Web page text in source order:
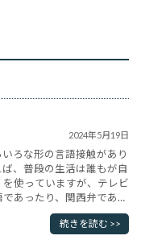
2024年5月19日
ろな形の言語接触があり
、普段の生活は誰もが自
使っていますが、テレビ
あったり、関西弁であっ
士の言語接触ということに
ずその地方の方言と接触
続きを読む >>